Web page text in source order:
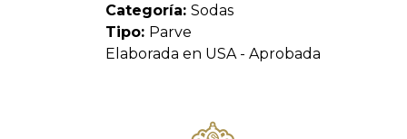
Categoría: Sodas
Tipo: Parve
Elaborada en USA - Aprobada